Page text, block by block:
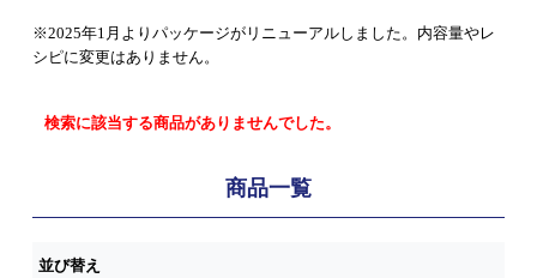
※2025年1月よりパッケージがリニューアルしました。内容量やレ
シピに変更はありません。
検索に該当する商品がありませんでした。
商品一覧
並び替え